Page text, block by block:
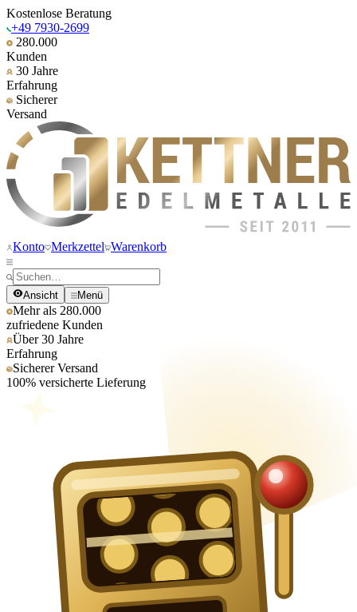
Kostenlose Beratung
+49 7930-2699
280.000
Kunden
30 Jahre
Erfahrung
Sicherer
Versand
Konto Merkzettel Warenkorb
Ansicht Menü
Mehr als 280.000
zufriedene Kunden
Über 30 Jahre
Erfahrung
Sicherer Versand
100% versicherte Lieferung